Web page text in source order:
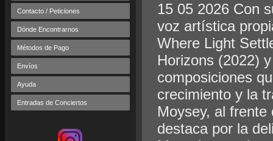
Contacto / Peticiones
Dónde Encontrarnos
Métodos de Pago
Envíos
Ayuda
Entradas de Conciertos
15 05 2026 Con
voz artística
Where Light
Horizons (2022)
composiciones
crecimiento y la
Moysey, al
destaca por la